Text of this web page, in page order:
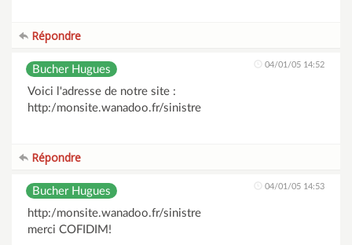
Répondre
Bucher Hugues 04/01/05 14:52
Voici l'adresse de notre site :
http:/monsite.wanadoo.fr/sinistre
Répondre
Bucher Hugues 04/01/05 14:53
http:/monsite.wanadoo.fr/sinistre
merci COFIDIM!